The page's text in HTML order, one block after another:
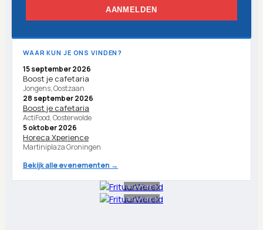
AANMELDEN
WAAR KUN JE ONS VINDEN?
15 september 2026
Boost je cafetaria
Jongens, Oostzaan
28 september 2026
Boost je cafetaria
ActiFood, Oosterwolde
5 oktober 2026
Horeca Xperience
Martiniplaza Groningen
Bekijk alle evenementen →
Advertentie
Advertentie